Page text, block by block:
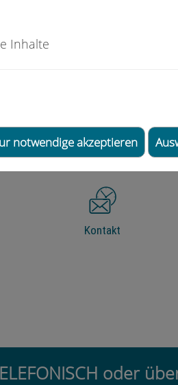
Inhalte
notwendige akzeptieren
vollständig entfernt
je nach Narbentyp- und
Kontakt
oder